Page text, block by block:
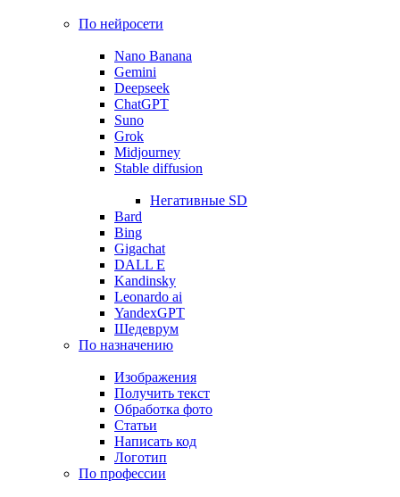
По нейросети
Nano Banana
Gemini
Deepseek
ChatGPT
Suno
Grok
Midjourney
Stable diffusion
Негативные SD
Bard
Bing
Gigachat
DALL E
Kandinsky
Leonardo ai
YandexGPT
Шедеврум
По назначению
Изображения
Получить текст
Обработка фото
Статьи
Написать код
Логотип
По профессии